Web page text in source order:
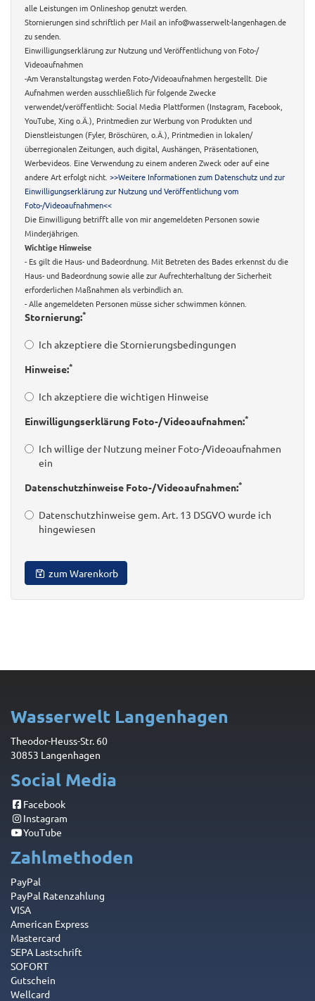
alle Leistungen im Onlineshop genutzt werden.
Stornierungen sind schriftlich per Mail an info@wasserwelt-langenhagen.de
zu senden.
Einwilligungserklärung zur Nutzung und Veröffentlichung von Foto-/
Videoaufnahmen
-Am Veranstaltungstag werden Foto-/Videoaufnahmen hergestellt. Die
Aufnahmen werden ausschließlich für folgende Zwecke
verwendet/veröffentlicht: Social Media Plattformen (Instagram, Facebook,
YouTube, Xing o.Ä.), Printmedien zur Werbung von Produkten und
Dienstleistungen (Fyler, Bröschüren, o.Ä.), Printmedien in lokalen/
überregionalen Zeitungen, auch digital, Aushängen, Präsentationen,
Werbevideos. Eine Verwendung zu einem anderen Zweck oder auf eine
andere Art erfolgt nicht. >>Weitere Informationen zum Datenschutz und zur
Einwilligungserklärung zur Nutzung und Veröffentlichung vom
Foto-/Videoaufnahmen<<
Die Einwilligung betrifft alle von mir angemeldeten Personen sowie
Minderjährigen.
Wichtige Hinweise
- Es gilt die Haus- und Badeordnung. Mit Betreten des Bades erkennst du die
Haus- und Badeordnung sowie alle zur Aufrechterhaltung der Sicherheit
erforderlichen Maßnahmen als verbindlich an.
- Alle angemeldeten Personen müsse sicher schwimmen können.
Stornierung:*
Ich akzeptiere die Stornierungsbedingungen
Hinweise:*
Ich akzeptiere die wichtigen Hinweise
Einwilligungserklärung Foto-/Videoaufnahmen:*
Ich willige der Nutzung meiner Foto-/Videoaufnahmen
ein
Datenschutzhinweise Foto-/Videoaufnahmen:*
Datenschutzhinweise gem. Art. 13 DSGVO wurde ich
hingewiesen
zum Warenkorb
Wasserwelt Langenhagen
Theodor-Heuss-Str. 60
30853 Langenhagen
Social Media
Facebook
Instagram
YouTube
Zahlmethoden
PayPal
PayPal Ratenzahlung
VISA
American Express
Mastercard
SEPA Lastschrift
SOFORT
Gutschein
Wellcard